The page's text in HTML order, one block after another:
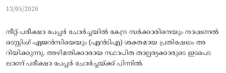
13/05/2026
നീറ്റ് പരീക്ഷാ പേപ്പർ ചോർച്ചയിൽ കേന്ദ്ര സർക്കാരിനെയും നാഷണൽ
ടെസ്റ്റിംഗ് ഏജൻസിയെയും (എൻടിഎ) ശക്തമായ പ്രതിഷേധം അ
റിയിക്കുന്നു. അഴിമതിക്കാരായ സ്ഥാപിത താല്പര്യക്കാരുടെ ഇടപെട
ലാണ് പരീക്ഷാ പേപ്പർ ചോർച്ചയ്ക്ക് പിന്നിൽ.